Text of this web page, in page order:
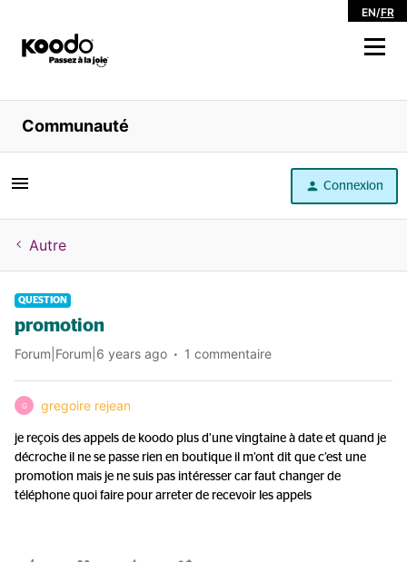
EN/FR
Magasiner
Libre service
Aide
Communauté
Connexion
Autre
QUESTION
promotion
Forum|Forum|6 years ago 1 commentaire
G gregoire rejean
je reçois des appels de koodo plus d’une vingtaine à date et quand je
décroche il ne se passe rien en boutique il m’ont dit que c’est une
promotion mais je ne suis pas intéresser car faut changer de
téléphone quoi faire pour arreter de recevoir les appels